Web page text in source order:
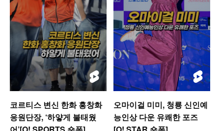
코르티스 변신 한화 홍창화
응원단장, ‘하얗게 불태웠
오마이걸 미미, 청룡 신인예
능인상 다운 유쾌한 포즈